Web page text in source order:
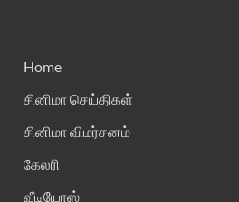
Home
சினிமா செய்திகள்
சினிமா விமர்சனம்
கேலரி
வீடியோஸ்